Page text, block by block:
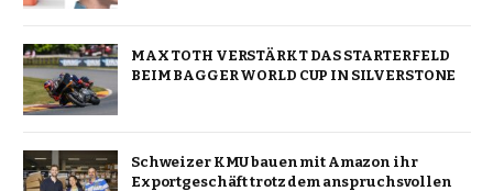
MAX TOTH VERSTÄRKT DAS STARTERFELD
BEIM BAGGER WORLD CUP IN SILVERSTONE
Schweizer KMU bauen mit Amazon ihr
Exportgeschäft trotz dem anspruchsvollen